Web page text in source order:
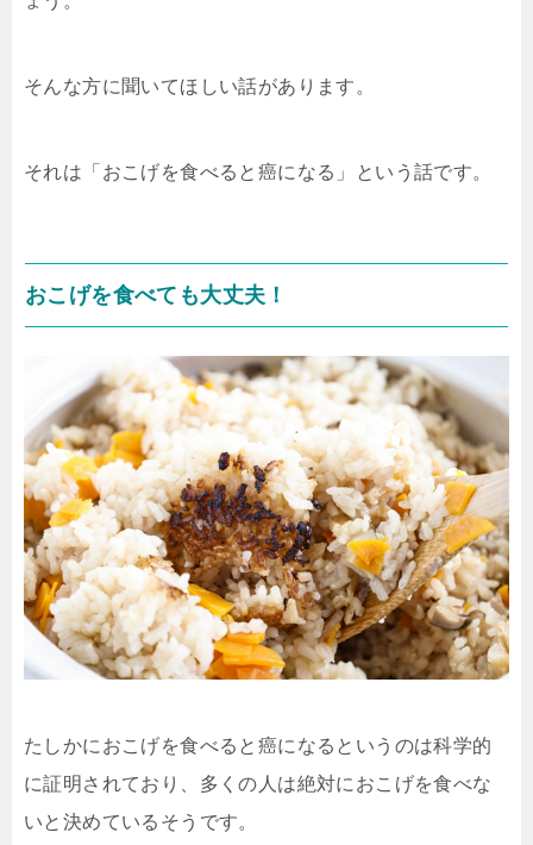
そんな方に聞いてほしい話があります。
それは「おこげを食べると癌になる」という話です。
おこげを食べても大丈夫！
たしかにおこげを食べると癌になるというのは科学的
に証明されており、多くの人は絶対におこげを食べな
いと決めているそうです。